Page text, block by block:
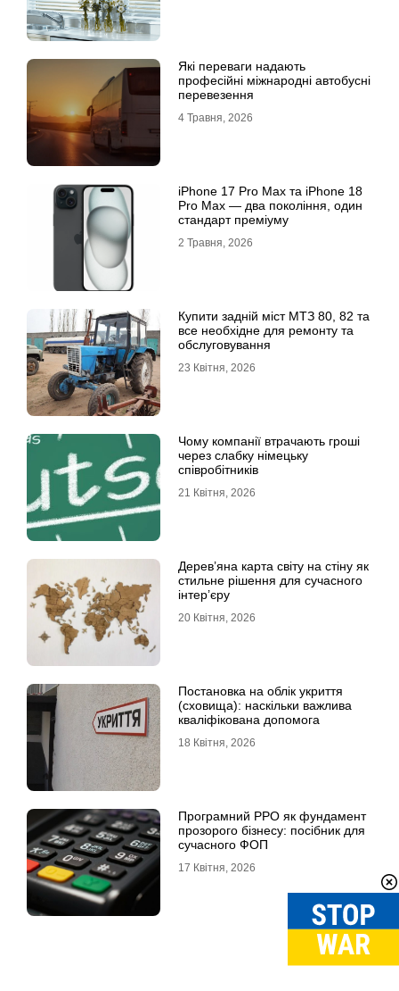
Які переваги надають
професійні міжнародні автобусні
перевезення
4 Травня, 2026
iРhone 17 Рro Мax та iРhone 18
Рro Мax — два покоління, один
стандарт преміуму
2 Травня, 2026
Купити задній міст МТЗ 80, 82 та
все необхідне для ремонту та
обслуговування
23 Квітня, 2026
Чому компанії втрачають гроші
через слабку німецьку
співробітників
21 Квітня, 2026
Дерев’яна карта світу на стіну як
стильне рішення для сучасного
інтер’єру
20 Квітня, 2026
Постановка на облік укриття
(сховища): наскільки важлива
кваліфікована допомога
18 Квітня, 2026
Програмний РРО як фундамент
прозорого бізнесу: посібник для
сучасного ФОП
17 Квітня, 2026